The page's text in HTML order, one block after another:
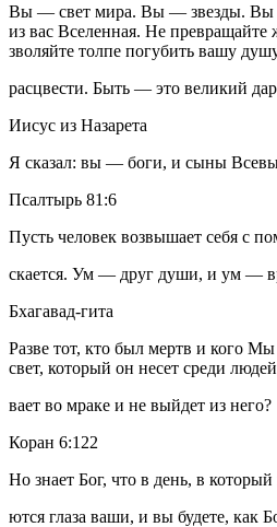
Вы — свет мира. Вы — звезды.
из вас Вселенная. Не превращайте
зволяйте толпе погубить вашу
расцвести. Быть — это великий
Иисус из Назарета
Я сказал: вы — боги, и сыны
Псалтырь 81:6
Пусть человек возвышает себя с
скается. Ум — друг души, и ум —
Бхагавад-гита
Разве тот, кто был мертв и кого
свет, который он несет среди
вает во мраке и не выйдет из него?
Коран 6:122
Но знает Бог, что в день, в
ются глаза ваши, и вы будете, как